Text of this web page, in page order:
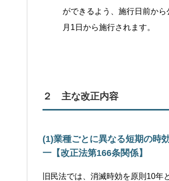
ができるよう、施行日前か
月1日から施行されます。
２ 主な改正内容
(1)業種ごとに異なる短期の時
一【改正法第166条関係】
旧民法では、消滅時効を原則10